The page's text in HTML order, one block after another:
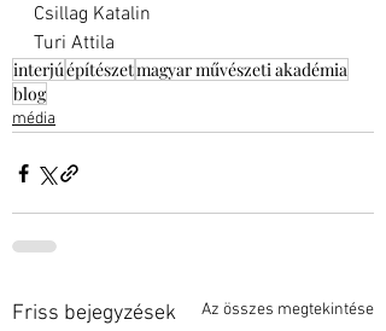
Csillag Katalin
Turi Attila
interjúépítészetmagyar művészeti akadémia
blog
média
Friss bejegyzések Az összes megtekintése